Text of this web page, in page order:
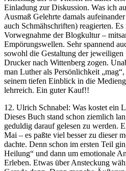
Einladung zur Diskussion. Was ich
Ausmaß Gelehrte damals
auch Schmähschriften) reagierten.
Vorwegnahme der Blogkultur –
Empörungswellen. Sehr spannend
sowohl die Gestaltung der jeweiligen
Drucker nach Wittenberg zogen.
man Luther als Persönlichkeit
seinem tiefen Einblick in die
lehrreich. Ein guter Kauf!!
12. Ulrich Schnabel: Was kostet ein
Dieses Buch stand schon ziemlich
geduldig darauf gelesen zu werden.
Mai – es paßte viel besser zu dieser
dachte. Denn schon im ersten Teil
Heilung“ und dann um emotionale
Erleben. Etwas über Ansteckung